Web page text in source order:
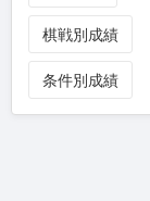
棋戦別成績
条件別成績